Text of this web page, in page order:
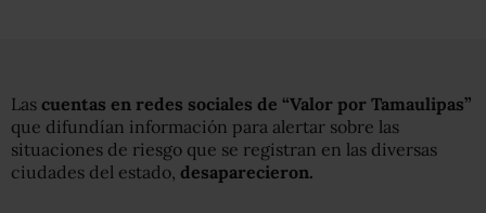
Las cuentas en redes sociales de “Valor por Tamaulipas”
que difundían información para alertar sobre las
situaciones de riesgo que se registran en las diversas
ciudades del estado, desaparecieron.